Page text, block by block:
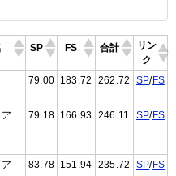
SP FS 合計
リン
ク
79.00 183.72 262.72 SP/FS
79.18 166.93 246.11 SP/FS
83.78 151.94 235.72 SP/FS